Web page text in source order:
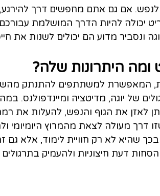
ולנפש. אם גם אתם מחפשים דרך
יכולה להיות הדרך המושלמת
ונסביר מדוע הם יכולים לשנות את
ומה היתרונות שלה?
המאפשרת למשתתפים להתנתק
של יוגה, מדיטציה ומיינדפולנס.
לאזן את הגוף והנפש, להעלות את
דרך מעולה לצאת מהמרוץ היומיומי
שהיא לא רק חוויית לימוד, אלא גם
דעת חיצוניות ולהעמיק בתרגולים